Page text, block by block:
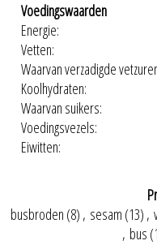
Voedingswaarden
Energie:
Vetten:
Waarvan verzadigde
Koolhydraten:
Waarvan suikers:
Voedingsvezels:
Eiwitten:
busbroden (8) , sesam (13) ,
, bus